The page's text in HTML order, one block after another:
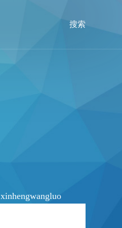
搜索
xinhengwangluo